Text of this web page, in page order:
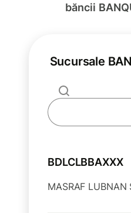
băncii
Sucursale
BDLCLBBAXXX
MASRAF LUBNAN